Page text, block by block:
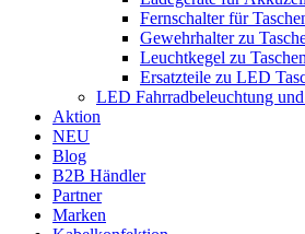
Fernschalter für
Gewehrhalter zu
Leuchtkegel zu
Ersatzteile zu LED
LED Fahrradbeleuchtung
Aktion
NEU
Blog
B2B Händler
Partner
Marken